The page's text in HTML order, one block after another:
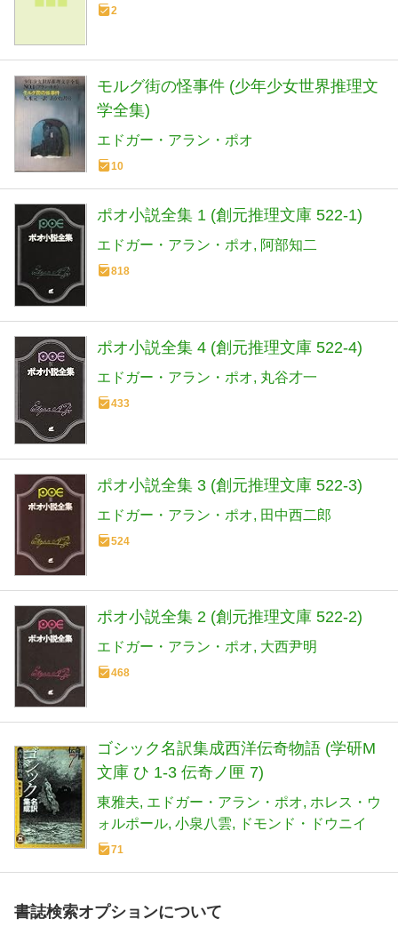
2
モルグ街の怪事件 (少年少女世界推理文
学全集)
エドガー・アラン・ポオ
10
ポオ小説全集 1 (創元推理文庫 522-1)
エドガー・アラン・ポオ 阿部知二
818
ポオ小説全集 4 (創元推理文庫 522-4)
エドガー・アラン・ポオ 丸谷才一
433
ポオ小説全集 3 (創元推理文庫 522-3)
エドガー・アラン・ポオ 田中西二郎
524
ポオ小説全集 2 (創元推理文庫 522-2)
エドガー・アラン・ポオ 大西尹明
468
ゴシック名訳集成西洋伝奇物語 (学研M
文庫 ひ 1-3 伝奇ノ匣 7)
東雅夫 エドガー・アラン・ポオ ホレス・ウ
ォルポール 小泉八雲 ドモンド・ドウニイ
71
書誌検索オプションについて